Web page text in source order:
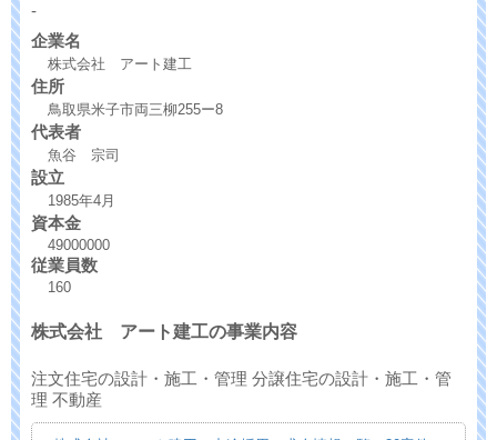
-
企業名
株式会社 アート建工
住所
鳥取県米子市両三柳255ー8
代表者
魚谷 宗司
設立
1985年4月
資本金
49000000
従業員数
160
株式会社 アート建工の事業内容
注文住宅の設計・施工・管理 分譲住宅の設計・施工・管
理 不動産